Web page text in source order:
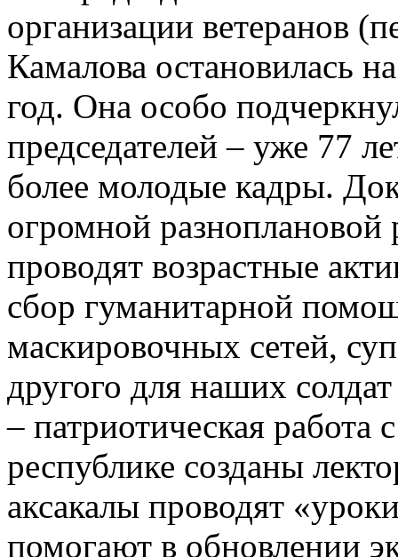
организации ветеранов
Камалова остановилась
год. Она особо
председателей – уже 77
более молодые кадры.
огромной разноплановой
проводят возрастные
сбор гуманитарной
маскировочных сетей,
другого для наших
– патриотическая
республике созданы
аксакалы проводят
помогают в обновлении